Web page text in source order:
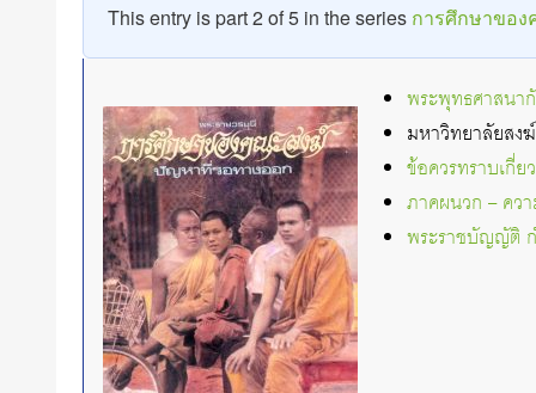
This entry is part 2 of 5 in the series การศึกษาขอ
พระพุทธศาสนา
มหาวิทยาลัยสง
ข้อควรทราบเกี่
ภาคผนวก – คว
พระราชบัญญัติ